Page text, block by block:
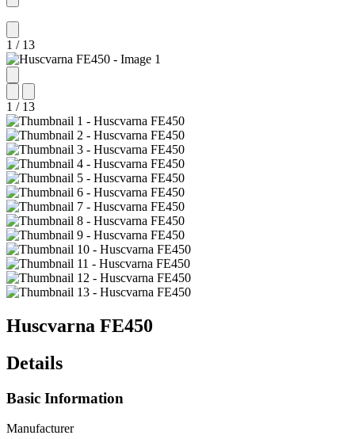
1 / 13
1 / 13
Huscvarna FE450
Details
Basic Information
Manufacturer